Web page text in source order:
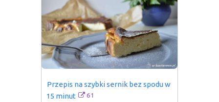
Przepis na szybki sernik bez spodu w
15 minut
61